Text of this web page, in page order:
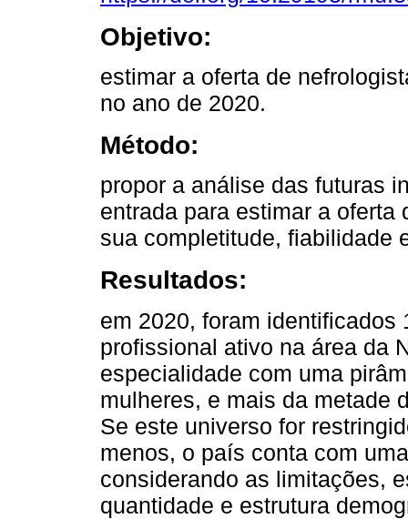
Objetivo:
estimar a oferta de
no ano de 2020.
Método:
propor a análise das futuras
entrada para estimar a
sua completitude, fiabilidade
Resultados:
em 2020, foram
profissional ativo na área da
especialidade com uma
mulheres, e mais da metade
Se este universo for
menos, o país conta com
considerando as limitações,
quantidade e estrutura